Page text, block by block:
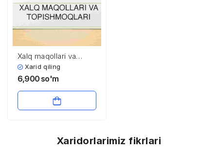
Xalq maqollari va
topishmoqlari
Xarid qiling
6,900 so'm
Xaridorlarimiz fikrlari